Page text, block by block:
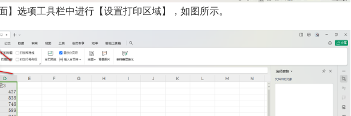
选项工具栏中进行【设置打印区域】，如图所示。